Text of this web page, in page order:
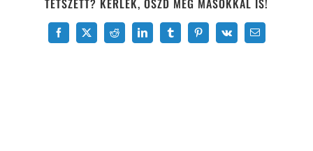
TETSZETT? KÉRLEK, OSZD MEG MÁSOKKAL IS!
Facebook
X Reddit LinkedInTumblrPinterest
Vk Email: